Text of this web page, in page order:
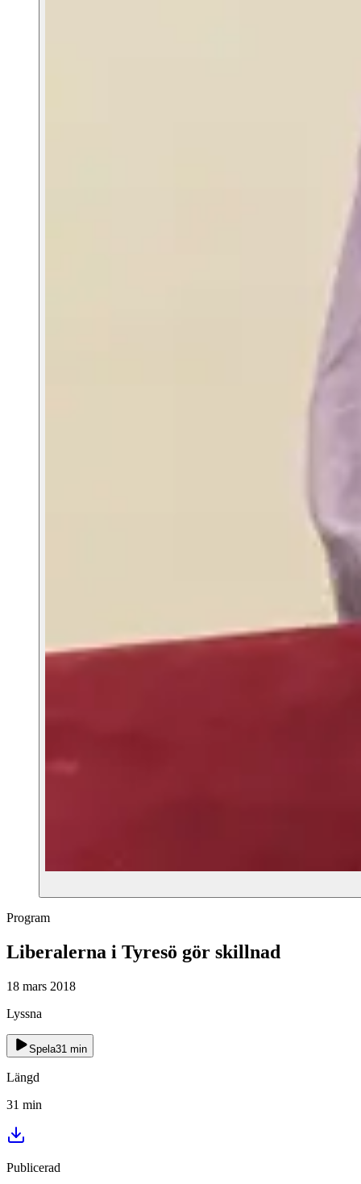
Program
Liberalerna i Tyresö gör skillnad
18 mars 2018
Lyssna
Spela31 min
Längd
31 min
Publicerad